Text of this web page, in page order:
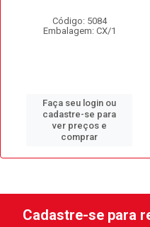
Código: 5084
Embalagem: CX/1
Faça seu login ou
cadastre-se para
ver preços e
comprar
Cadastre-se para